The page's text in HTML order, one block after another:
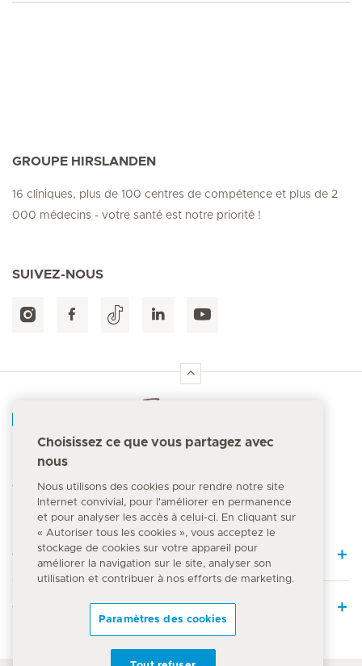
GROUPE HIRSLANDEN
16 cliniques, plus de 100 centres de compétence et plus de 2
000 médecins - votre santé est notre priorité !
SUIVEZ-NOUS
Numéro d'urgence
144
Quick Links
Offre médicale
Choisissez ce que vous partagez avec
nous
Nous utilisons des cookies pour rendre notre site
Internet convivial, pour l'améliorer en permanence
et pour analyser les accès à celui-ci. En cliquant sur
« Autoriser tous les cookies », vous acceptez le
stockage de cookies sur votre appareil pour
améliorer la navigation sur le site, analyser son
utilisation et contribuer à nos efforts de marketing.
Paramètres des cookies